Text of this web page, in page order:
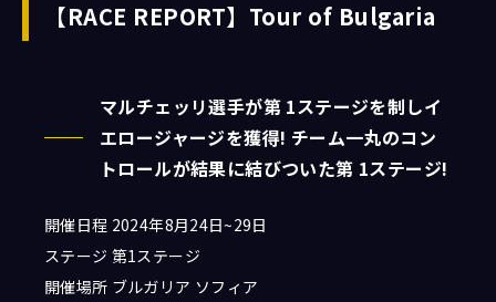
【RACE REPORT】Tour of Bulgaria
マルチェッリ選手が第 1ステージを制しイ
エロージャージを獲得! チーム一丸のコン
トロールが結果に結びついた第 1ステージ!
開催日程 2024年8月24日~29日
ステージ 第1ステージ
開催場所 ブルガリア ソフィア